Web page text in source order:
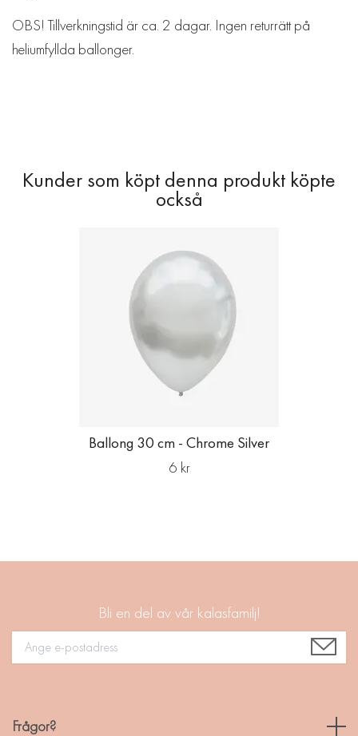
OBS! Tillverkningstid är ca. 2 dagar. Ingen returrätt på
heliumfyllda ballonger.
Ballong 30 cm - Chrome Silver
6 kr
Bli en del av vår kalasfamilj!
Frågor?